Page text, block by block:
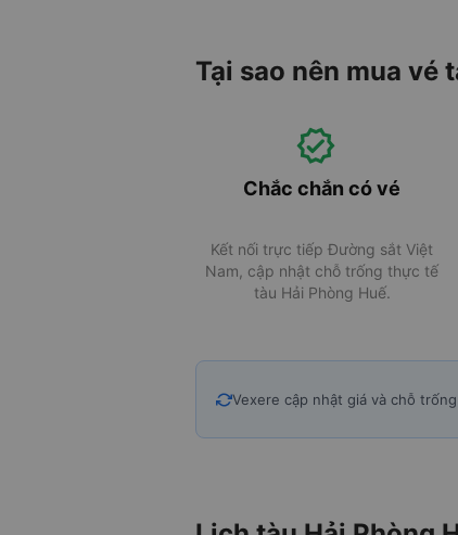
Tại sao nên mua vé
Chắc chắn có vé
Kết nối trực tiếp Đường sắt Việt
Nam, cập nhật chỗ trống thực tế
tàu Hải Phòng Huế.
Vexere cập nhật giá và chỗ